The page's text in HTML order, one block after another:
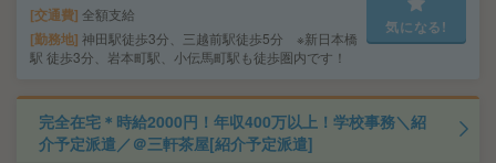
交通費 全額支給
勤務地 神田駅徒歩3分、三越前駅徒歩5分 ※新日本橋
駅 徒歩3分、岩本町駅、小伝馬町駅も徒歩圏内です！
気になる!
完全在宅＊時給2000円！年収400万以上！学校事務＼紹
介予定派遣／＠三軒茶屋[紹介予定派遣]